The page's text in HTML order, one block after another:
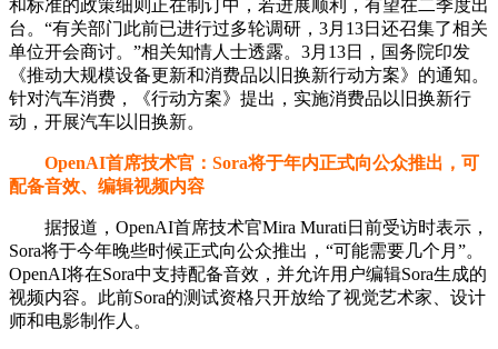
和标准的政策细则正在制订中，若进展顺利，有望在二季度出
台。“有关部门此前已进行过多轮调研，3月13日还召集了相关
单位开会商讨。”相关知情人士透露。3月13日，国务院印发
《推动大规模设备更新和消费品以旧换新行动方案》的通知。
针对汽车消费，《行动方案》提出，实施消费品以旧换新行
动，开展汽车以旧换新。
OpenAI首席技术官：Sora将于年内正式向公众推出，可
配备音效、编辑视频内容
据报道，OpenAI首席技术官Mira Murati日前受访时表示，
Sora将于今年晚些时候正式向公众推出，“可能需要几个月”。
OpenAI将在Sora中支持配备音效，并允许用户编辑Sora生成的
视频内容。此前Sora的测试资格只开放给了视觉艺术家、设计
师和电影制作人。